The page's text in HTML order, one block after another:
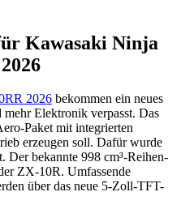
Kawasaki Ninja
2026 bekommen ein neues
Elektronik verpasst. Das
Paket mit integrierten
erzeugen soll. Dafür wurde
Der bekannte 998 cm³-Reihen-
ZX-10R. Umfassende
über das neue 5-Zoll-TFT-